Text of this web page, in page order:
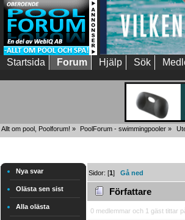
Startsida Forum Hjälp Sök
Allt om pool, Poolforum! » PoolForum - swimmingpooler »
Nya svar
Olästa sen sist
Alla olästa
Sidor: [1]Gå ned
Författare
0 medlemmar och 1 gäst tittar